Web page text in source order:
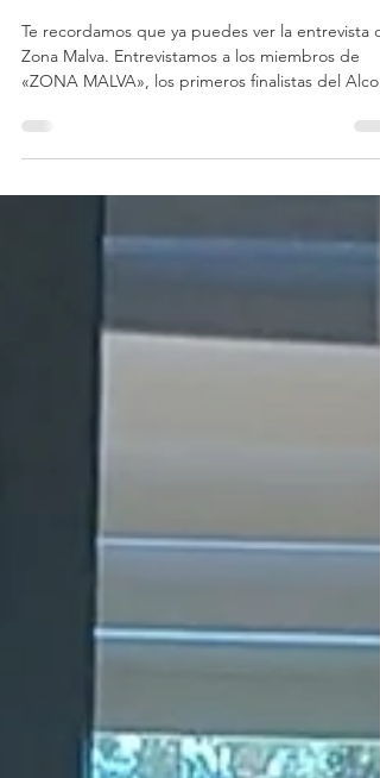
Te recordamos que ya puedes ver la entrevista
Zona Malva. Entrevistamos a los miembros de
«ZONA MALVA», los primeros finalistas del Alcoi
resuena con la potencia y la magia de la gran
Uno de los momentos más intensos y
conquistar al jurado y al público hasta alzarse con
el título de primeros finalistas del certame